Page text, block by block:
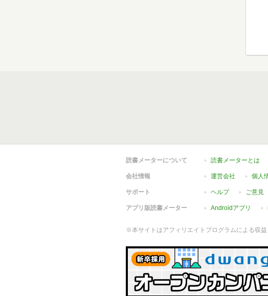
読書メーターについて 読書メーターとは
会社情報 運営会社 個人
サポート ヘルプ ご意見
アプリ版読書メーター Androidアプリ
※本サイトはアフィリエイトプログラムによる収